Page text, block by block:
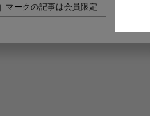
マークの記事は会員限定